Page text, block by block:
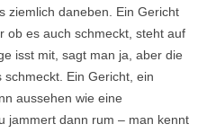
ziemlich daneben. Ein Gericht
ob es auch schmeckt, steht auf
isst mit, sagt man ja, aber die
Ein Gericht, ein
aussehen wie eine
jammert dann rum – man kennt